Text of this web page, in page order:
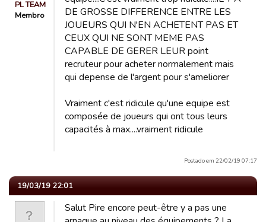
PL TEAM
Membro
DE GROSSE DIFFERENCE ENTRE LES
JOUEURS QUI N'EN ACHETENT PAS ET
CEUX QUI NE SONT MEME PAS
CAPABLE DE GERER LEUR point
recruteur pour acheter normalement mais
qui depense de l'argent pour s'ameliorer
Vraiment c'est ridicule qu'une equipe est
composée de joueurs qui ont tous leurs
capacités à max....vraiment ridicule
Postado em 22/02/19 07:17
19/03/19 22:01
Salut Pire encore peut-être y a pas une